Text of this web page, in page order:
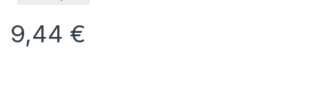
9,44 €